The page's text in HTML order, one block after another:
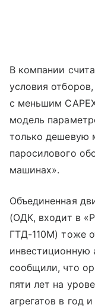
В компании
условия
с меньшим
модель
только дешевую
паросилового
машинах».
Объединенная
(ОДК, входит в
ГТД-110М) тоже
инвестиционную
сообщили, что
пяти лет на
агрегатов в год